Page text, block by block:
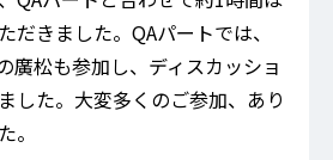
だきました。QAパートでは、
廣松も参加し、ディスカッショ
した。大変多くのご参加、あり
。